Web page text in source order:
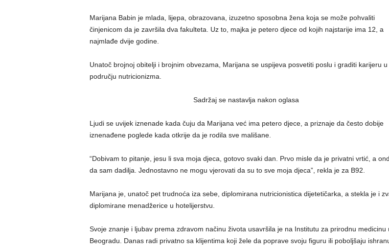
Marijana Babin je mlada, lijepa, obrazovana, izuzetno sposobna žena koja se može pohvaliti
činjenicom da je završila dva fakulteta. Uz to, majka je petero djece od kojih najstarije ima 12, a
najmlađe dvije godine.
Unatoč brojnoj obitelji i brojnim obvezama, Marijana se uspijeva posvetiti poslu i graditi karijeru u
području nutricionizma.
Sadržaj se nastavlja nakon oglasa
Ljudi se uvijek iznenade kada čuju da Marijana već ima petero djece, a priznaje da često dobije
iznenađene poglede kada otkrije da je rodila sve mališane.
“Dobivam to pitanje, jesu li sva moja djeca, gotovo svaki dan. Prvo misle da je privatni vrtić, a
da sam dadilja. Jednostavno ne mogu vjerovati da su to sve moja djeca”, rekla je za B92.
Marijana je, unatoč pet trudnoća iza sebe, diplomirana nutricionistica dijetetičarka, a stekla je i
diplomirane menadžerice u hotelijerstvu.
Svoje znanje i ljubav prema zdravom načinu života usavršila je na Institutu za prirodnu medicinu
Beogradu. Danas radi privatno sa klijentima koji žele da poprave svoju figuru ili poboljšaju